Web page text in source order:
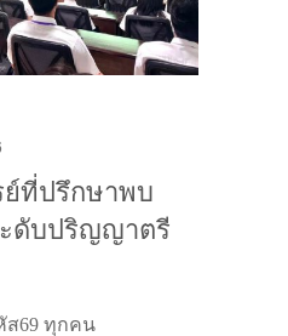
ย์ที่ปรึกษาพบ
ดับปริญญาตรี
ส69 ทุกคน